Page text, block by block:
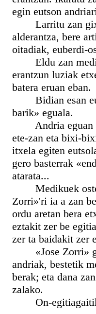
egin eutson
Larritu zan
alderantza, bere
oitadiak, euberdi-
Eldu zan
erantzun luziak
batera eruan eban.
Bidian esan
barik» eguala.
Andria eguan
ete-zan eta bixi-
itxela egiten
gero basterrak
atarata...
Medikuek
Zorri»'ri ia a zan
ordu aretan bera
eztakit zer be
zer ta baidakit zer
«Jose Zorri»
andriak, bestetik
berak; eta dana
zalako.
On-egitiagaitik